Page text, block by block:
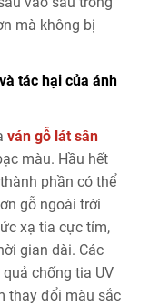
mà không bị
tác hại của ánh
ván gỗ lát sân
màu. Hầu hết
phần có thể
gỗ ngoài trời
xạ tia cực tím,
gian dài. Các
chống tia UV
thay đổi màu sắc